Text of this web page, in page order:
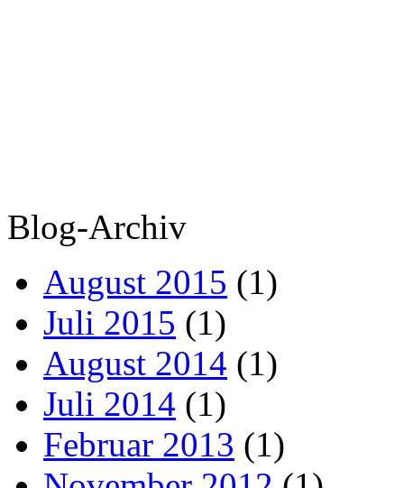
Blog-Archiv
August 2015 (1)
Juli 2015 (1)
August 2014 (1)
Juli 2014 (1)
Februar 2013 (1)